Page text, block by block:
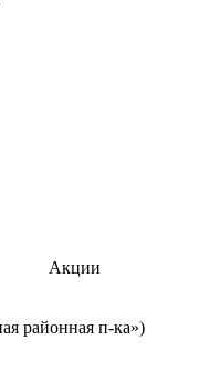
Акции
районная п-ка»)